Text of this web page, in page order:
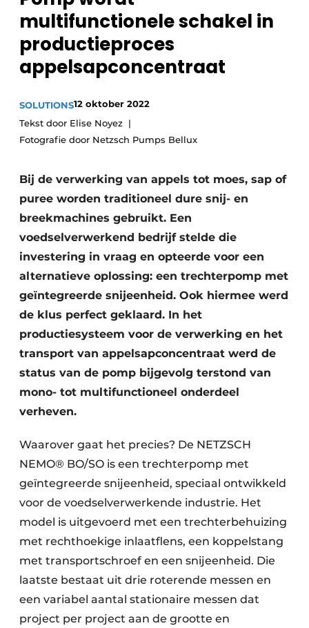
Privacy / Cookie statement
Vacature aanmelden
Vacatures
multifunctionele schakel in
productieproces
appelsapconcentraat
SOLUTIONS12 oktober 2022
Tekst door Elise Noyez
Fotografie door Netzsch Pumps Bellux
Bij de verwerking van appels tot moes, sap of
puree worden traditioneel dure snij- en
breekmachines gebruikt. Een
voedselverwerkend bedrijf stelde die
investering in vraag en opteerde voor een
alternatieve oplossing: een trechterpomp met
geïntegreerde snijeenheid. Ook hiermee werd
de klus perfect geklaard. In het
productiesysteem voor de verwerking en het
transport van appelsapconcentraat werd de
status van de pomp bijgevolg terstond van
mono- tot multifunctioneel onderdeel
verheven.
Waarover gaat het precies? De NETZSCH
NEMO® BO/SO is een trechterpomp met
geïntegreerde snijeenheid, speciaal ontwikkeld
voor de voedselverwerkende industrie. Het
model is uitgevoerd met een trechterbehuizing
met rechthoekige inlaatflens, een koppelstang
met transportschroef en een snijeenheid. Die
laatste bestaat uit drie roterende messen en
een variabel aantal stationaire messen dat
project per project aan de grootte en